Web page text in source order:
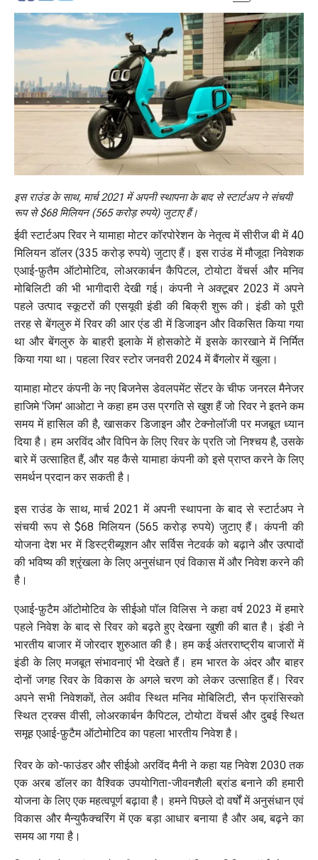
इस राउंड के साथ, मार्च 2021 में अपनी स्थापना के बाद से स्टार्टअप ने संचयी
रूप से $68 मिलियन (565 करोड़ रुपये) जुटाए हैं।
ईवी स्टार्टअप रिवर ने यामाहा मोटर कॉरपोरेशन के नेतृत्व में सीरीज बी में 40
मिलियन डॉलर (335 करोड़ रुपये) जुटाए हैं। इस राउंड में मौजूदा निवेशक
एआई-फ़ुतैम ऑटोमोटिव, लोअरकार्बन कैपिटल, टोयोटा वेंचर्स और मनिव
मोबिलिटी की भी भागीदारी देखी गई। कंपनी ने अक्टूबर 2023 में अपने
पहले उत्पाद स्कूटरों की एसयूवी इंडी की बिक्री शुरू की। इंडी को पूरी
तरह से बेंगलुरु में रिवर की आर एंड डी में डिजाइन और विकसित किया गया
था और बेंगलुरु के बाहरी इलाके में होसकोटे में इसके कारखाने में निर्मित
किया गया था। पहला रिवर स्टोर जनवरी 2024 में बैंगलोर में खुला।
यामाहा मोटर कंपनी के नए बिजनेस डेवलपमेंट सेंटर के चीफ जनरल मैनेजर
हाजिमे 'जिम' आओटा ने कहा हम उस प्रगति से खुश हैं जो रिवर ने इतने कम
समय में हासिल की है, खासकर डिजाइन और टेक्नोलॉजी पर मजबूत ध्यान
दिया है। हम अरविंद और विपिन के लिए रिवर के प्रति जो निश्चय है, उसके
बारे में उत्साहित हैं, और यह कैसे यामाहा कंपनी को इसे प्राप्त करने के लिए
समर्थन प्रदान कर सकती है।
इस राउंड के साथ, मार्च 2021 में अपनी स्थापना के बाद से स्टार्टअप ने
संचयी रूप से $68 मिलियन (565 करोड़ रुपये) जुटाए हैं। कंपनी की
योजना देश भर में डिस्ट्रीब्यूशन और सर्विस नेटवर्क को बढ़ाने और उत्पादों
की भविष्य की श्रृंखला के लिए अनुसंधान एवं विकास में और निवेश करने की
है।
एआई-फ़ुटैम ऑटोमोटिव के सीईओ पॉल विलिस ने कहा वर्ष 2023 में हमारे
पहले निवेश के बाद से रिवर को बढ़ते हुए देखना खुशी की बात है। इंडी ने
भारतीय बाजार में जोरदार शुरुआत की है। हम कई अंतरराष्ट्रीय बाजारों में
इंडी के लिए मजबूत संभावनाएं भी देखते हैं। हम भारत के अंदर और बाहर
दोनों जगह रिवर के विकास के अगले चरण को लेकर उत्साहित हैं। रिवर
अपने सभी निवेशकों, तेल अवीव स्थित मनिव मोबिलिटी, सैन फ्रांसिस्को
स्थित ट्रक्स वीसी, लोअरकार्बन कैपिटल, टोयोटा वेंचर्स और दुबई स्थित
समूह एआई-फ़ुटैम ऑटोमोटिव का पहला भारतीय निवेश है।
रिवर के को-फाउंडर और सीईओ अरविंद मैनी ने कहा यह निवेश 2030 तक
एक अरब डॉलर का वैश्विक उपयोगिता-जीवनशैली ब्रांड बनाने की हमारी
योजना के लिए एक महत्वपूर्ण बढ़ावा है। हमने पिछले दो वर्षों में अनुसंधान एवं
विकास और मैन्युफैक्चरिंग में एक बड़ा आधार बनाया है और अब, बढ़ने का
समय आ गया है।